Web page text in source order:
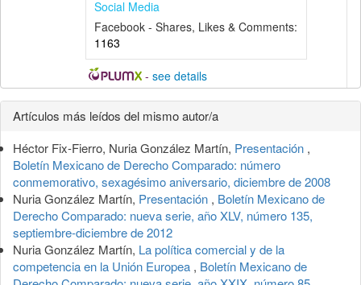
Social Media
Facebook - Shares, Likes & Comments:
1163
- see details
Detalles
del
artículo
Artículos más leídos del mismo autor/a
Héctor Fix-Fierro, Nuria González Martín, Presentación ,
Boletín Mexicano de Derecho Comparado: número
conmemorativo, sexagésimo aniversario, diciembre de 2008
Nuria González Martín, Presentación , Boletín Mexicano de
Derecho Comparado: nueva serie, año XLV, número 135,
septiembre-diciembre de 2012
Nuria González Martín, La política comercial y de la
competencia en la Unión Europea , Boletín Mexicano de